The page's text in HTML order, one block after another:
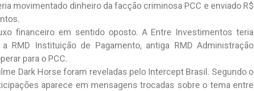
movimentado dinheiro da facção criminosa PCC e enviado R$
financeiro em sentido oposto. A Entre Investimentos teria
RMD Instituição de Pagamento, antiga RMD Administração
para o PCC.
Dark Horse foram reveladas pelo Intercept Brasil. Segundo o
aparece em mensagens trocadas sobre o tema entre